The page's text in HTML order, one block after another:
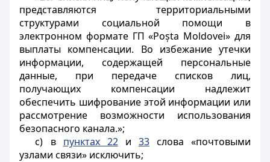
представляются территориальными
структурами социальной помощи в
электронном формате ГП «Poșta Moldovei» для
выплаты компенсации. Во избежание утечки
информации, содержащей персональные
данные, при передаче списков лиц,
получающих компенсации надлежит
обеспечить шифрование этой информации или
рассмотрение возможности использования
безопасного канала.»;
c) в пунктах 22и 33слова «почтовыми
узлами связи» исключить;